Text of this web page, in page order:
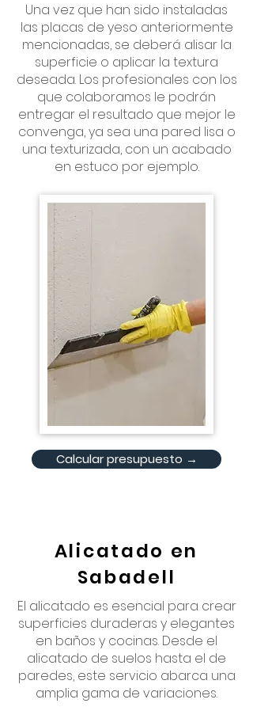
Una vez que han sido instaladas
las placas de yeso anteriormente
mencionadas, se deberá alisar la
superficie o aplicar la textura
deseada. Los profesionales con los
que colaboramos le podrán
entregar el resultado que mejor le
convenga, ya sea una pared lisa o
una texturizada, con un acabado
en estuco por ejemplo.
Calcular presupuesto →
Alicatado en
Sabadell
El alicatado es esencial para crear
superficies duraderas y elegantes
en baños y cocinas. Desde el
alicatado de suelos hasta el de
paredes, este servicio abarca una
amplia gama de variaciones.